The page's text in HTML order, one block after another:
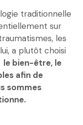
traditionnelle
sur
les
a plutôt choisi
le bien-être, le
afin de
sommes